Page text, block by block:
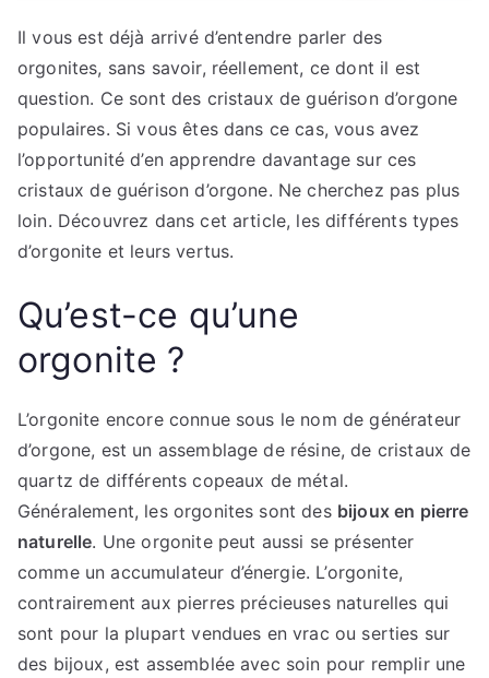
Il vous est déjà arrivé d’entendre parler des
orgonites, sans savoir, réellement, ce dont il est
question. Ce sont des cristaux de guérison d’orgone
populaires. Si vous êtes dans ce cas, vous avez
l’opportunité d’en apprendre davantage sur ces
cristaux de guérison d’orgone. Ne cherchez pas plus
loin. Découvrez dans cet article, les différents types
d’orgonite et leurs vertus.
Qu’est-ce qu’une
orgonite ?
L’orgonite encore connue sous le nom de générateur
d’orgone, est un assemblage de résine, de cristaux de
quartz de différents copeaux de métal.
Généralement, les orgonites sont des bijoux en pierre
naturelle. Une orgonite peut aussi se présenter
comme un accumulateur d’énergie. L’orgonite,
contrairement aux pierres précieuses naturelles qui
sont pour la plupart vendues en vrac ou serties sur
des bijoux, est assemblée avec soin pour remplir une